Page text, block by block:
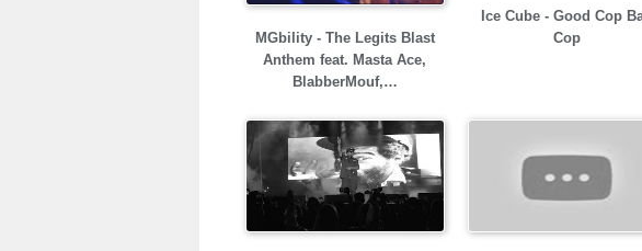
MGbility - The Legits Blast
Anthem feat. Masta Ace,
BlabberMouf,…
Ice Cube - Good Cop
Cop